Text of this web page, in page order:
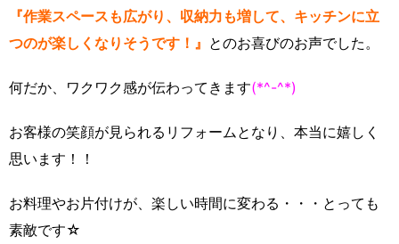
『作業スペースも広がり、収納力も増して、キッチンに立
つのが楽しくなりそうです！』 とのお喜びのお声でした。
何だか、ワクワク感が伝わってきます(*^-^*)
お客様の笑顔が見られるリフォームとなり、本当に嬉しく
思います！！
お料理やお片付けが、楽しい時間に変わる・・・とっても
素敵です☆